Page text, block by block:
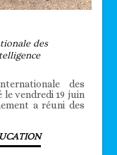
des
des
le vendredi 19 juin
a réuni des